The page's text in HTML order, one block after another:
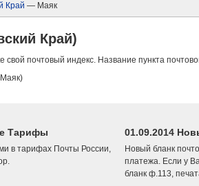
Край — Маяк
Край)
свой почтовый индекс. Название пункта
Тарифы
в тарифах Почты России,
01.09.2014
Новый бланк
платежа. Если у
бланк ф.113,